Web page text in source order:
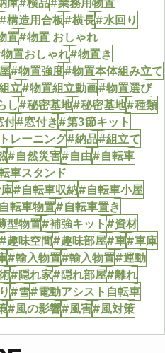
庫#検品#業務用物置
構造用合板#横長#水回り
置#物置 おしゃれ
置おしゃれ#物置き
#物置強度#物置本体組み立て
立#物置組立動画#物置選び
し#秘密基地#秘密基地#種類
付#窓付き#第3節キット
レーニング#納品#組立て
#自然災害#自由#自転車
車スタンド
#自転車収納#自転車小屋
転車物置#自転車置き
型物置#補強キット#資材
趣味空間#趣味部屋#車#車庫
#輸入物置#輸入物置#運動
#隠れ家#隠れ部屋#離れ
#雪#電動アシスト自転車
#風の影響#風害#風対策